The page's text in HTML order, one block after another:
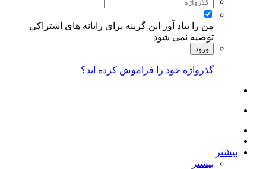
من را بیاد آور
این گزینه برای رایانه های اشتراکی
توصیه نمی شود
ورود
گذرواژه خود را فراموش کرده اید؟
بیشتر
بیشتر